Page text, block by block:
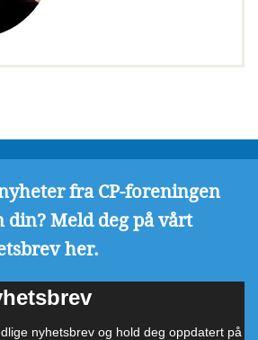
fra CP-foreningen
Meld deg på vårt
her.